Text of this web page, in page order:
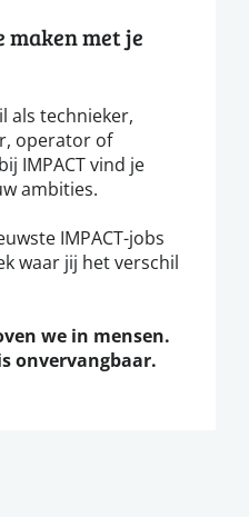
maken met je
als technieker,
operator of
IMPACT vind je
ambities.
IMPACT-jobs
waar jij het verschil
we in mensen.
onvervangbaar.